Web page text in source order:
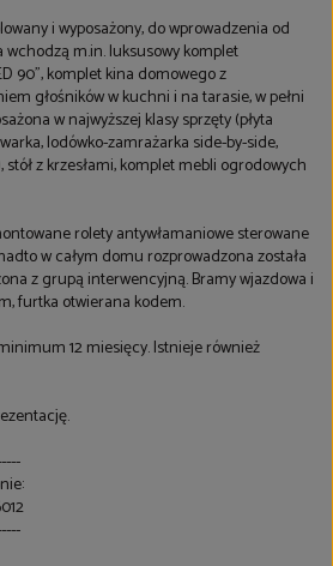
i wyposażony, do wprowadzenia od
wchodzą m.in. luksusowy komplet
90", komplet kina domowego z
głośników w kuchni i na tarasie, w pełni
w najwyższej klasy sprzęty (płyta
lodówko-zamrażarka side-by-side,
z krzesłami, komplet mebli ogrodowych
rolety antywłamaniowe sterowane
w całym domu rozprowadzona została
z grupą interwencyjną. Bramy wjazdowa i
furtka otwierana kodem.
12 miesięcy. Istnieje również